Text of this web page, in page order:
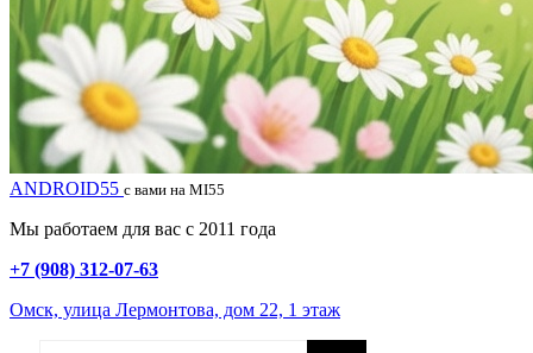
ANDROID55 с вами на MI55
Мы работаем для вас с 2011 года
+7 (908) 312-07-63
Омск, улица Лермонтова, дом 22, 1 этаж